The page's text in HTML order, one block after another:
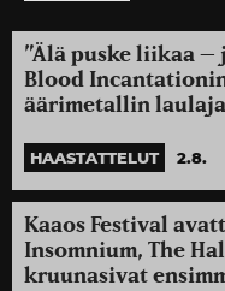
”Älä puske liikaa
Blood
äärimetallin
HAASTATTELUT 2.8.
Kaaos Festival
Insomnium, The
kruunasivat